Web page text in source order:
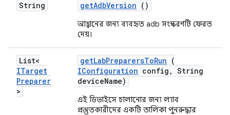
String getAdbVersion ()
আহ্বানের জন্য ব্যবহৃত adb সংস্করণটি ফেরত
দেয়।
List<
ITarget
Preparer
>
getLabPreparersToRun (
IConfiguration config , String
deviceName)
এই ডিভাইসে চালানোর জন্য ল্যাব
প্রস্তুতকারীদের একটি তালিকা পুনরুদ্ধার